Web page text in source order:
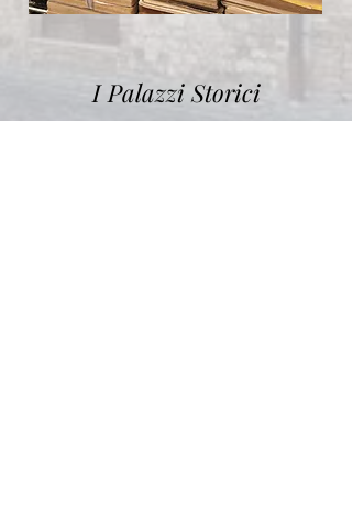
I Palazzi Storici